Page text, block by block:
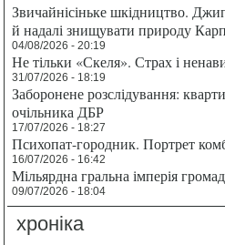
Звичайнісіньке шкідництво.
й надалі знищувати природу
04/08/2026 - 20:19
Не тільки «Скеля». Страх і
31/07/2026 - 18:19
Заборонене розслідування:
очільника ДБР
17/07/2026 - 18:27
Психопат-городник. Портрет
16/07/2026 - 16:42
Мільярдна гральна імперія
09/07/2026 - 18:04
хроніка